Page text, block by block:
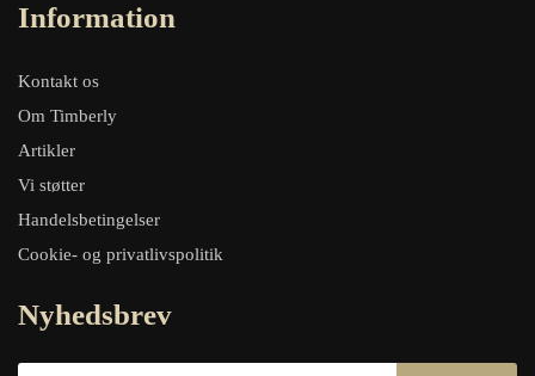
Information
Kontakt os
Om Timberly
Artikler
Vi støtter
Handelsbetingelser
Cookie- og privatlivspolitik
Nyhedsbrev